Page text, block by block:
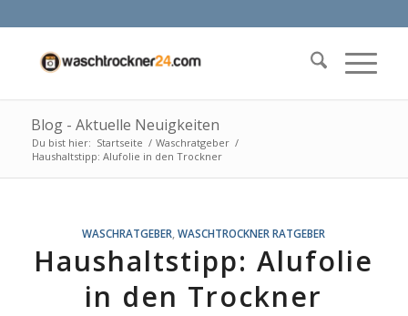
Blog - Aktuelle Neuigkeiten
Du bist hier: Startseite / Waschratgeber /
Haushaltstipp: Alufolie in den Trockner
WASCHRATGEBER ,WASCHTROCKNER RATGEBER
Haushaltstipp: Alufolie
in den Trockner